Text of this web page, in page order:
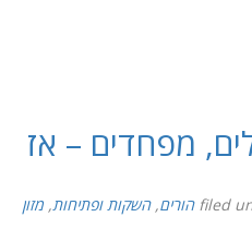
מפחדים – אז
הורים,השקות ופתיחות, מזון